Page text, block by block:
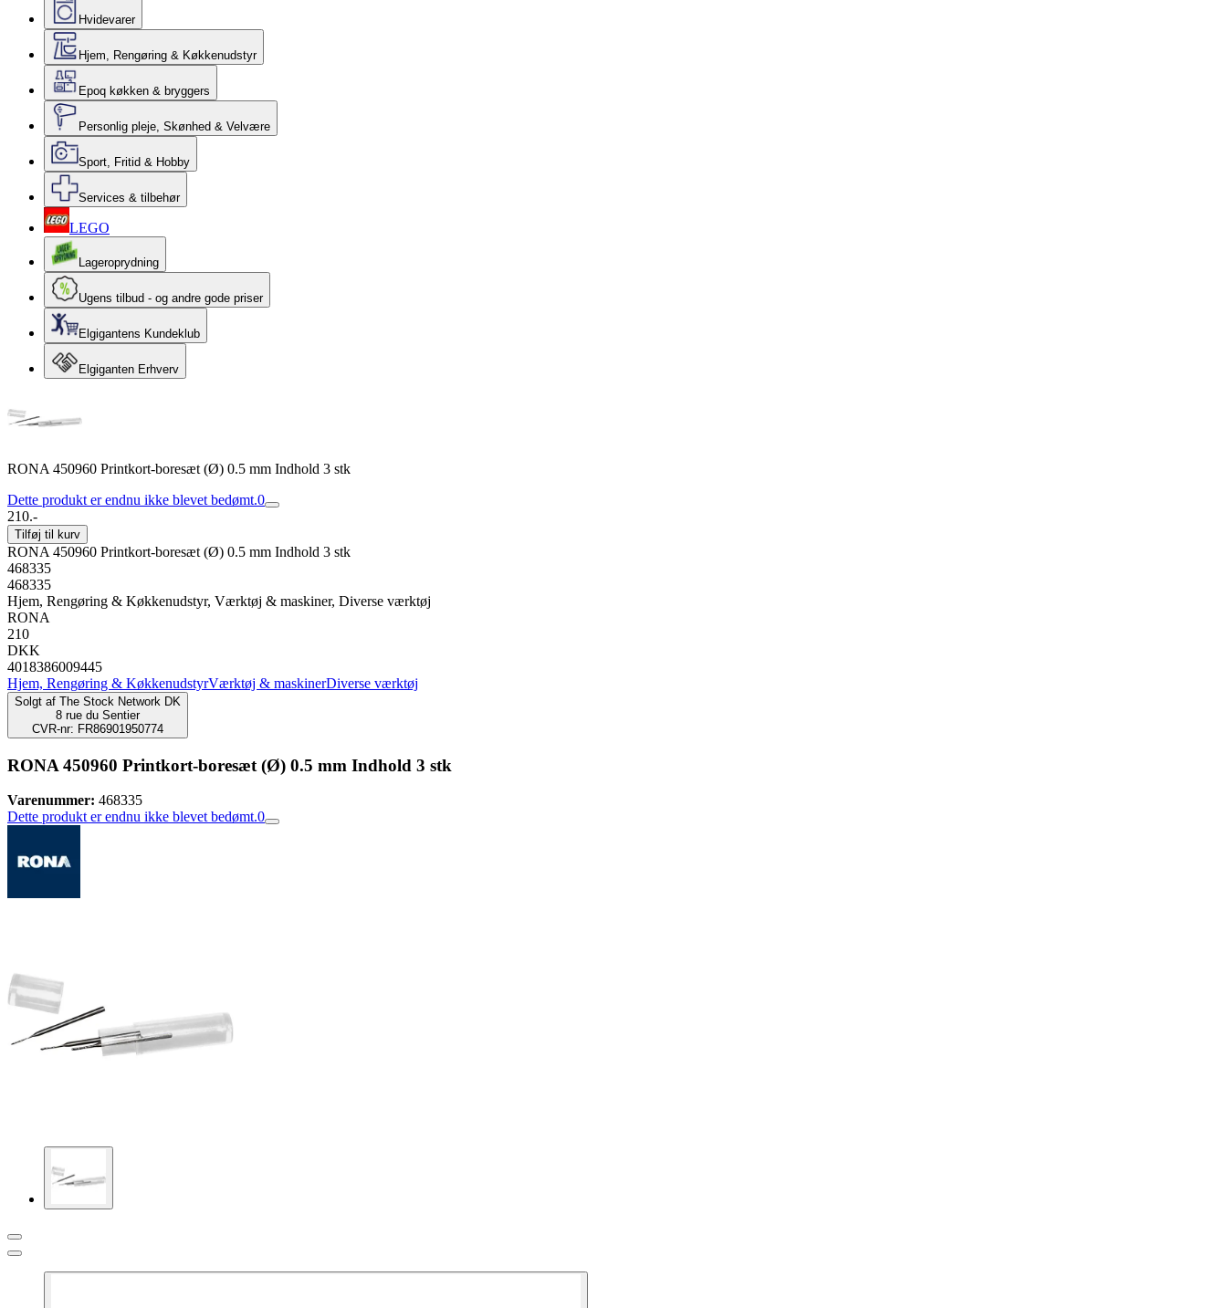
Hvidevarer
Hjem, Rengøring & Køkkenudstyr
Epoq køkken & bryggers
Personlig pleje, Skønhed & Velvære
Sport, Fritid & Hobby
Services & tilbehør
LEGO
Lageroprydning
Ugens tilbud - og andre gode priser
Elgigantens Kundeklub
Elgiganten Erhverv
RONA 450960 Printkort-boresæt (Ø) 0.5 mm Indhold 3 stk
Dette produkt er endnu ikke blevet bedømt.0
210.-
Tilføj til kurv
RONA 450960 Printkort-boresæt (Ø) 0.5 mm Indhold 3 stk
468335
468335
Hjem, Rengøring & Køkkenudstyr, Værktøj & maskiner, Diverse værktøj
RONA
210
DKK
4018386009445
Hjem, Rengøring & KøkkenudstyrVærktøj & maskinerDiverse værktøj
Solgt af The Stock Network DK
8 rue du Sentier
CVR-nr: FR86901950774
RONA 450960 Printkort-boresæt (Ø) 0.5 mm Indhold 3 stk
Varenummer: 468335
Dette produkt er endnu ikke blevet bedømt.0